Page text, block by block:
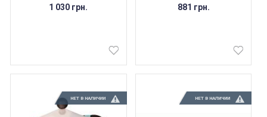
1 030 грн. 881 грн.
НЕТ В НАЛИЧИИ НЕТ В НАЛИЧИИ